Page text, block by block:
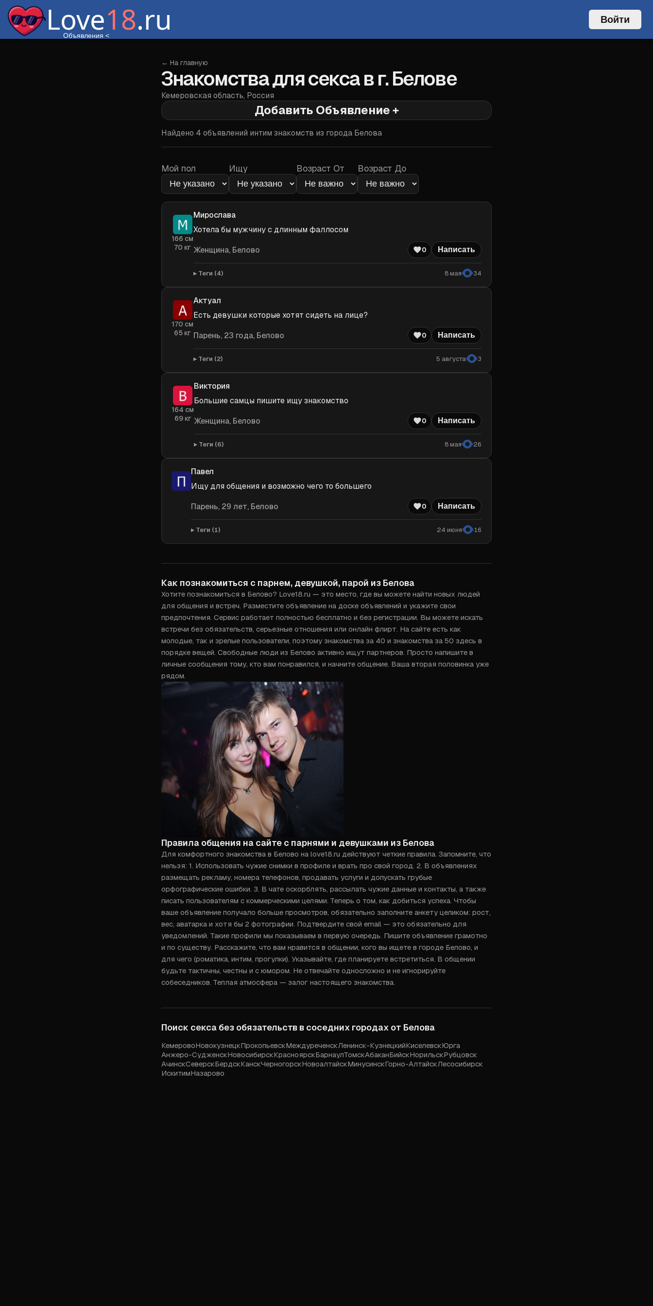
Love18.ru
Объявления <
Войти
Войти
← На главную
Знакомства для секса в г. Белове
Кемеровская область, Россия
Добавить Объявление +
Найдено 4 объявлений интим знакомств из города Белова
Мой пол Ищу Возраст От Возраст До
166 см
70 кг
Мирослава
Хотела бы мужчину с длинным фаллосом
Женщина, Белово 0 Написать
Теги (4) 8 мая 34
170 см
65 кг
Актуал
Есть девушки которые хотят сидеть на лице?
Парень, 23 года, Белово 0 Написать
Теги (2) 5 августа 3
164 см
69кг
Виктория
Большие самцы пишите ищу знакомство
Женщина, Белово 0 Написать
Теги (6) 8 мая 26
Павел
Ищу для общения и возможно чего то большего
Парень, 29 лет, Белово 0 Написать
Теги (1) 24 июня 16
Как познакомиться с парнем, девушкой, парой из Белова
Хотите познакомиться в Белово? Love18.ru — это место, где вы можете найти новых людей
для общения и встреч. Разместите объявление на доске объявлений и укажите свои
предпочтения. Сервис работает полностью бесплатно и без регистрации. Вы можете искать
встречи без обязательств, серьезные отношения или онлайн флирт. На сайте есть как
молодые, так и зрелые пользователи, поэтому знакомства за 40 и знакомства за 50 здесь в
порядке вещей. Свободные люди из Белово активно ищут партнеров. Просто напишите в
личные сообщения тому, кто вам понравился, и начните общение. Ваша вторая половинка уже
рядом.
Правила общения на сайте с парнями и девушками из Белова
Для комфортного знакомства в Белово на love18.ru действуют четкие правила. Запомните, что
нельзя: 1. Использовать чужие снимки в профиле и врать про свой город. 2. В объявлениях
размещать рекламу, номера телефонов, продавать услуги и допускать грубые
орфографические ошибки. 3. В чате оскорблять, рассылать чужие данные и контакты, а также
писать пользователям с коммерческими целями. Теперь о том, как добиться успеха. Чтобы
ваше объявление получало больше просмотров, обязательно заполните анкету целиком: рост,
вес, аватарка и хотя бы 2 фотографии. Подтвердите свой email — это обязательно для
уведомлений. Такие профили мы показываем в первую очередь. Пишите объявление грамотно
и по существу. Расскажите, что вам нравится в общении, кого вы ищете в городе Белово, и
для чего (роматика, интим, прогулки). Указывайте, где планируете встретиться. В общении
будьте тактичны, честны и с юмором. Не отвечайте односложно и не игнорируйте
собеседников. Теплая атмосфера — залог настоящего знакомства.
Поиск секса без обязательств в соседних городах от Белова
КемеровоНовокузнецкПрокопьевскМеждуреченскЛенинск-КузнецкийКиселевскЮрга
Анжеро-СудженскНовосибирскКрасноярскБарнаулТомскАбаканБийскНорильскРубцовск
АчинскСеверскБердскКанскЧерногорскНовоалтайскМинусинскГорно-АлтайскЛесосибирск
ИскитимНазарово